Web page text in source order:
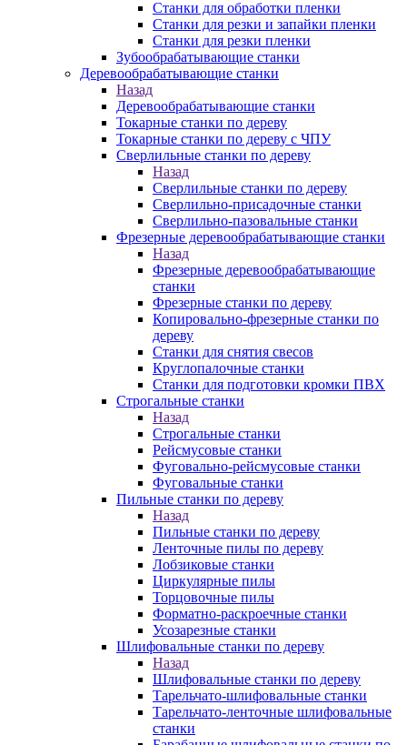
Станки для обработки пленки
Станки для резки и запайки пленки
Станки для резки пленки
Зубообрабатывающие станки
Деревообрабатывающие станки
Назад
Деревообрабатывающие станки
Токарные станки по дереву
Токарные станки по дереву с ЧПУ
Сверлильные станки по дереву
Назад
Сверлильные станки по дереву
Сверлильно-присадочные станки
Сверлильно-пазовальные станки
Фрезерные деревообрабатывающие станки
Назад
Фрезерные деревообрабатывающие
станки
Фрезерные станки по дереву
Копировально-фрезерные станки по
дереву
Станки для снятия свесов
Круглопалочные станки
Станки для подготовки кромки ПВХ
Строгальные станки
Назад
Строгальные станки
Рейсмусовые станки
Фуговально-рейсмусовые станки
Фуговальные станки
Пильные станки по дереву
Назад
Пильные станки по дереву
Ленточные пилы по дереву
Лобзиковые станки
Циркулярные пилы
Торцовочные пилы
Форматно-раскроечные станки
Усозарезные станки
Шлифовальные станки по дереву
Назад
Шлифовальные станки по дереву
Тарельчато-шлифовальные станки
Тарельчато-ленточные шлифовальные
станки